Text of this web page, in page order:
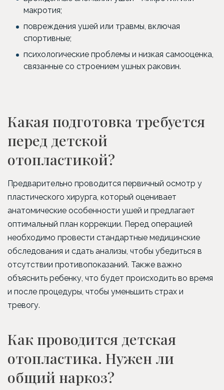
макротия;
повреждения ушей или травмы, включая
спортивные;
психологические проблемы и низкая самооценка,
связанные со строением ушных раковин.
Какая подготовка требуется
перед детской
отопластикой?
Предварительно проводится первичный осмотр у
пластического хирурга, который оценивает
анатомические особенности ушей и предлагает
оптимальный план коррекции. Перед операцией
необходимо провести стандартные медицинские
обследования и сдать анализы, чтобы убедиться в
отсутствии противопоказаний. Также важно
объяснить ребенку, что будет происходить во время
и после процедуры, чтобы уменьшить страх и
тревогу.
Как проводится детская
отопластика. Нужен ли
общий наркоз?